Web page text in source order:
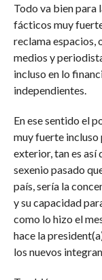
Todo va bien para
fácticos muy
reclama espacios,
medios y
incluso en lo
independientes.
En ese sentido el
muy fuerte incluso
exterior, tan es así
sexenio pasado
país, sería la
y su capacidad
como lo hizo el
hace la
los nuevos